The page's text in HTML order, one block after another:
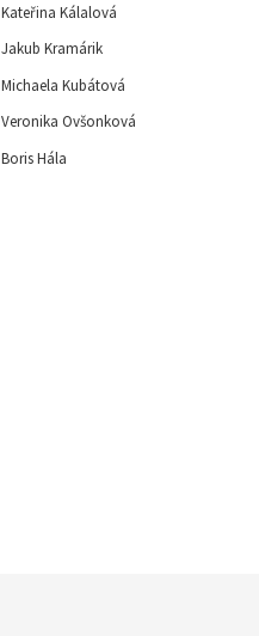
Kateřina Kálalová
Jakub Kramárik
Michaela Kubátová
Veronika Ovšonková
Boris Hála